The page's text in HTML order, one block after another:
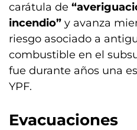
carátula de
incendio” y avanza
riesgo asociado a
combustible en el
fue durante años una
YPF.
Evacuaciones